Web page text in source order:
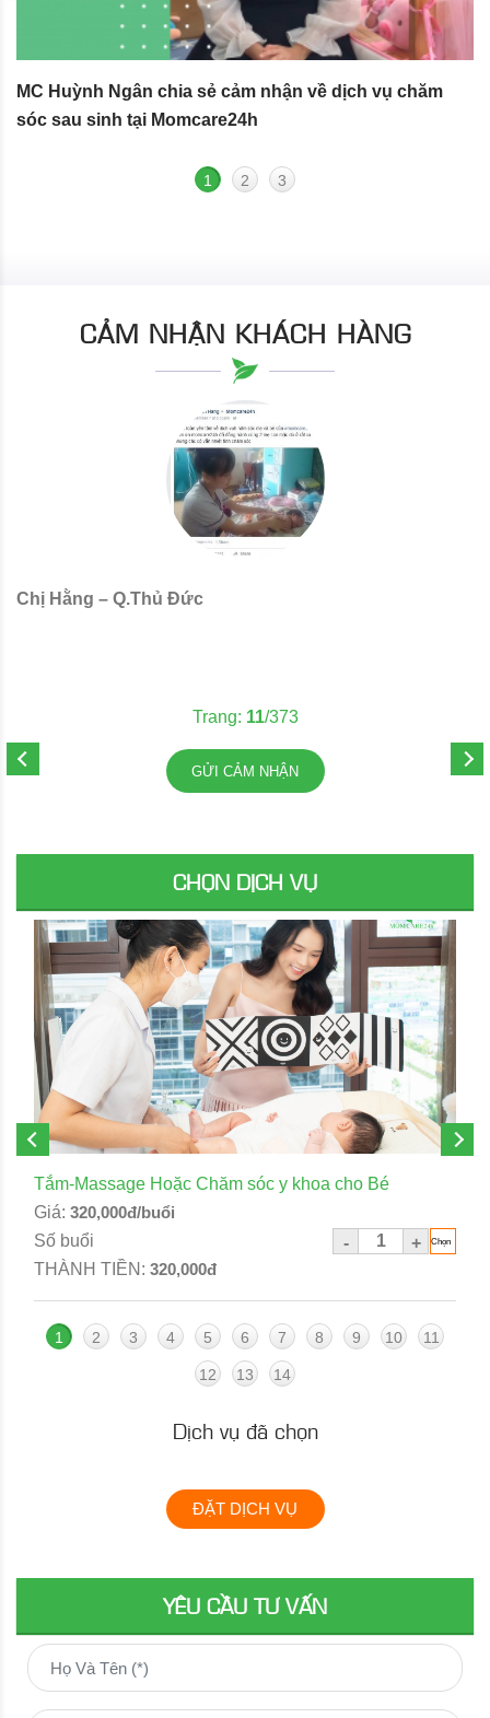
MC Huỳnh Ngân chia sẻ cảm nhận về dịch vụ chăm
sóc sau sinh tại Momcare24h
1 2 3
CẢM NHẬN KHÁCH HÀNG
Chị Hằng – Q.Thủ Đức
Trang: 11/373
GỬI CẢM NHẬN
CHỌN DỊCH VỤ
Tắm-Massage Hoặc Chăm sóc y khoa cho Bé
Giá: 320,000đ/buổi
Số buổi
-
+
THÀNH TIỀN: 320,000đ
1 2 3 4 5 6 7 8 9 10 11
12 13 14
Dịch vụ đã chọn
ĐẶT DỊCH VỤ
YÊU CẦU TƯ VẤN